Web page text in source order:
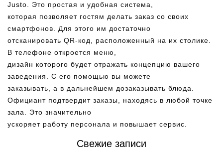
Justo. Это простая и удобная система,
которая позволяет гостям делать заказ со своих
смартфонов. Для этого им достаточно
отсканировать QR-код, расположенный на их столике.
В телефоне откроется меню,
дизайн которого будет отражать концепцию вашего
заведения. С его помощью вы можете
заказывать, а в дальнейшем дозаказывать блюда.
Официант подтвердит заказы, находясь в любой точке
зала. Это значительно
ускоряет работу персонала и повышает сервис.
Свежие записи